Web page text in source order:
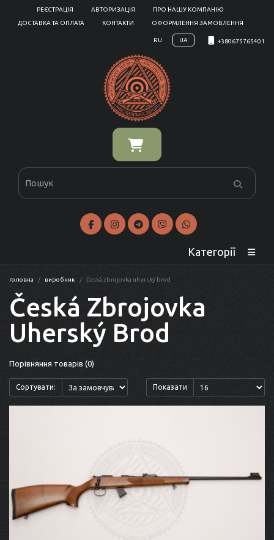
РЕЄСТРАЦІЯ АВТОРИЗАЦІЯ
ПРО НАШУ КОМПАНІЮ
ДОСТАВКА ТА ОПЛАТА
КОНТАКТИ ОФОРМЛЕННЯ ЗАМОВЛЕННЯ
RU UA +380675765401
Категорії
головна виробник česká zbrojovka uherský brod
Česká Zbrojovka
Uherský Brod
Порівняння товарів (0)
Сортувати: Показати